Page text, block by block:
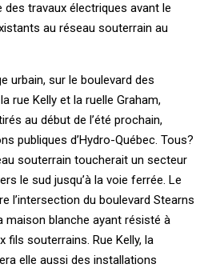
des travaux électriques avant le
au réseau souterrain au
urbain, sur le boulevard des
rue Kelly et la ruelle Graham,
au début de l’été prochain,
publiques d’Hydro-Québec. Tous?
souterrain toucherait un secteur
le sud jusqu’à la voie ferrée. Le
l’intersection du boulevard Stearns
maison blanche ayant résisté à
fils souterrains. Rue Kelly, la
elle aussi des installations